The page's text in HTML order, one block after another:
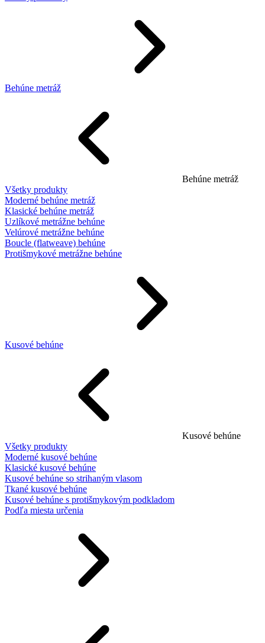
Behúne metráž
Behúne metráž
Všetky produkty
Moderné behúne metráž
Klasické behúne metráž
Uzlíkové metrážne behúne
Velúrové metrážne behúne
Boucle (flatweave) behúne
Protišmykové metrážne behúne
Kusové behúne
Kusové behúne
Všetky produkty
Moderné kusové behúne
Klasické kusové behúne
Kusové behúne so strihaným vlasom
Tkané kusové behúne
Kusové behúne s protišmykovým podkladom
Podľa miesta určenia